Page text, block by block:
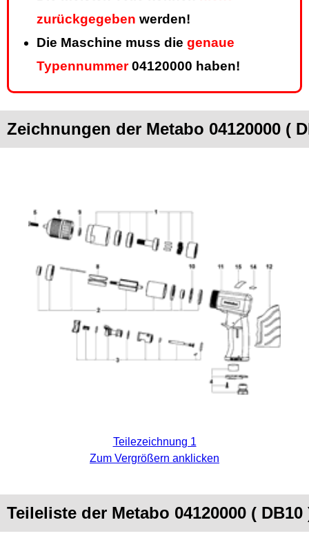
zurückgegeben werden!
Die Maschine muss die genaue
Typennummer04120000 haben!
Zeichnungen der Metabo 04120000 (
Teilezeichnung 1
Zum Vergrößern anklicken
Teileliste der Metabo 04120000 ( DB10